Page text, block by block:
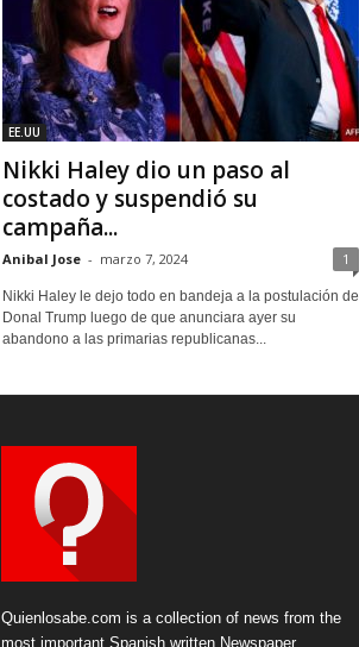
EE.UU
Nikki Haley dio un paso al
costado y suspendió su
campaña...
Anibal Jose - marzo 7, 2024 1
Nikki Haley le dejo todo en bandeja a la postulación de
Donal Trump luego de que anunciara ayer su
abandono a las primarias republicanas...
Quienlosabe.com is a collection of news from the
most important Spanish written Newspaper.